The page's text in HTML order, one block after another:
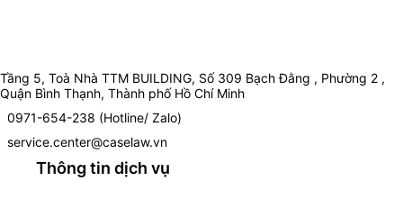
Tầng 5, Toà Nhà TTM BUILDING, Số 309 Bạch Đằng , Phường 2 ,
Quận Bình Thạnh, Thành phố Hồ Chí Minh
0971-654-238 (Hotline/ Zalo)
service.center@caselaw.vn
Thông tin dịch vụ